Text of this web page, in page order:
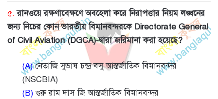
৫. রানওয়ে রক্ষণাবেক্ষণে অবহেলা করে নিরাপত্তার নিয়ম লঙ্ঘনের
জন্য নিচের কোন ভারতীয় বিমানবন্দরকে Directorate General
of Civil Aviation (DGCA)-দ্বারা জরিমানা করা হয়েছে?
(A)নেতাজি সুভাষ চন্দ্র বসু আন্তর্জাতিক বিমানবন্দর
(NSCBIA)
(B) গুরু রাম দাস জি আন্তর্জাতিক বিমানবন্দর